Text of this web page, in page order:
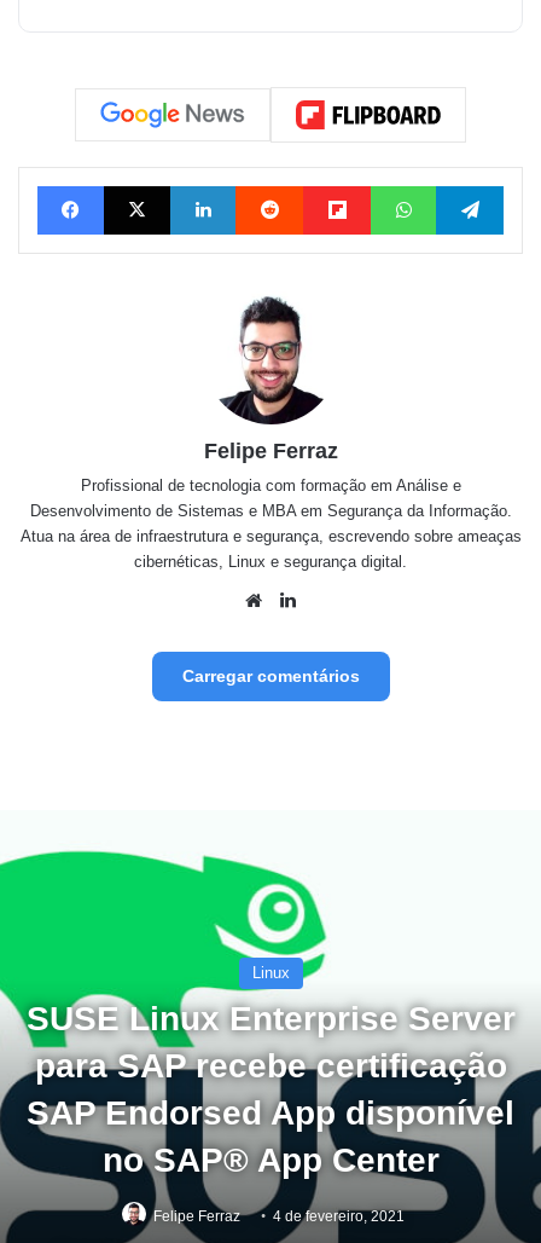
FacebookX Linkedin Reddit FlipboardWhatsApp
Felipe Ferraz
Profissional de tecnologia com formação em Análise e
Desenvolvimento de Sistemas e MBA em Segurança da Informação.
Atua na área de infraestrutura e segurança, escrevendo sobre ameaças
cibernéticas, Linux e segurança digital.
Website
Carregar comentários